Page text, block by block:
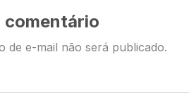
comentário
de e-mail não será publicado.